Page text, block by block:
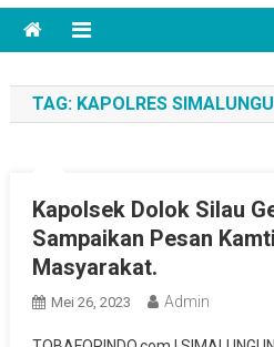
TAG: KAPOLRES
Kapolsek Dolok Silau
Sampaikan Pesan
Masyarakat.
Mei 26, 2023 Admin